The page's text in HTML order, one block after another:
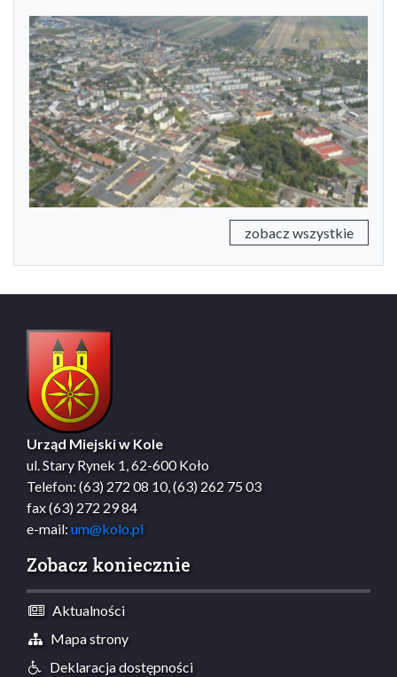
Previous Next
zobacz wszystkie
Urząd Miejski w Kole
ul. Stary Rynek 1, 62-600 Koło
Telefon: (63) 272 08 10, (63) 262 75 03
fax (63) 272 29 84
e-mail: um@kolo.pl
Zobacz koniecznie
Aktualności
Mapa strony
Deklaracja dostępności